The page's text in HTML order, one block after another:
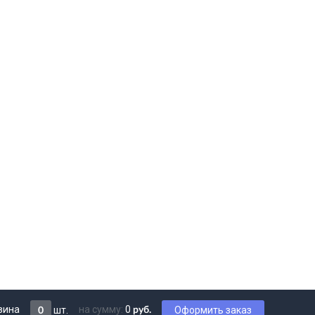
0 шт. на сумму: 0 руб. Оформить заказ